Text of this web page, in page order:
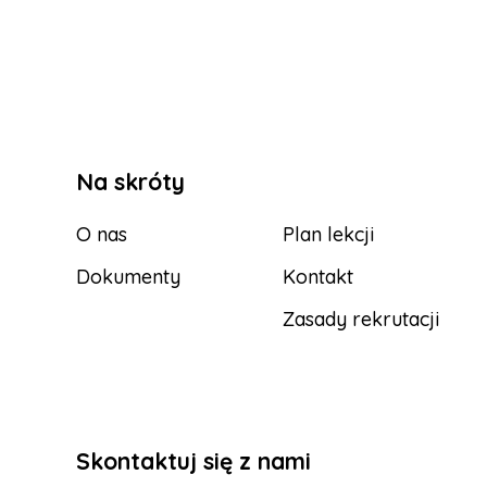
Na skróty
O nas
Plan lekcji
Dokumenty
Kontakt
Zasady rekrutacji
Skontaktuj się z nami